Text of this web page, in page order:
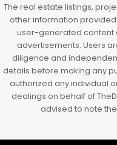
The real estate listings,
other information
user-generated content
advertisements. Users
diligence and
details before making any
authorized any individual
dealings on behalf of
advised to note